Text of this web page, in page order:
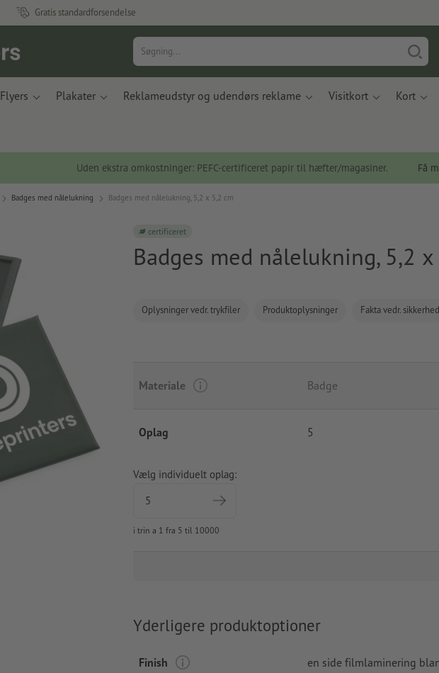
Gratis standardforsendelse
Flyers Plakater Reklameudstyr og udendørs reklame Visitkort Kort
Uden ekstra omkostninger: PEFC-certificeret papir til hæfter/magasiner. Få
Badges med nålelukning Badges med nålelukning, 5,2 x 5,2 cm
certificeret
Badges med nålelukning, 5,2
Oplysninger vedr. trykfiler Produktoplysninger Fakta vedr.
Materiale Badge
Oplag 5
Vælg individuelt oplag:
i trin a 1 fra 5 til 10000
Yderligere produktoptioner
Finish en side filmlaminering